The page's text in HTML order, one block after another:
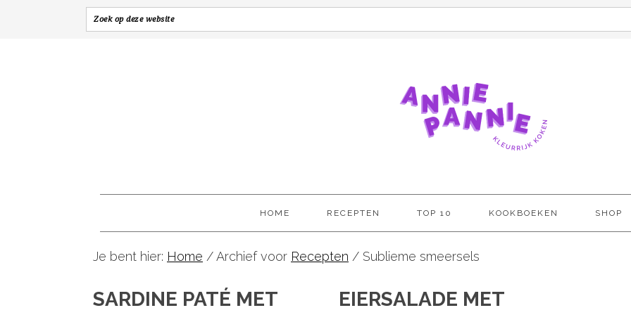
HOME RECEPTEN TOP 10 KOOKBOEKEN SHOP
Je bent hier: Home /Archief voor Recepten / Sublieme smeersels
SARDINE PATÉ MET
EIERSALADE MET